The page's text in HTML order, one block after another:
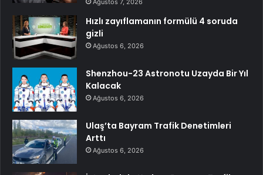
Ağustos 7, 2026
Hızlı zayıflamanın formülü 4 soruda
gizli
Ağustos 6, 2026
Shenzhou-23 Astronotu Uzayda Bir Yıl
Kalacak
Ağustos 6, 2026
Ulaş’ta Bayram Trafik Denetimleri
Arttı
Ağustos 6, 2026